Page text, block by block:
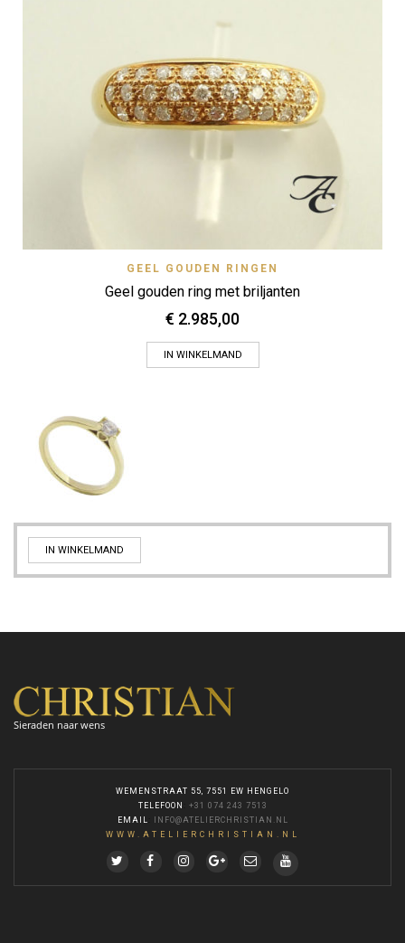
GEEL GOUDEN RINGEN
Geel gouden ring met briljanten
€ 2.985,00
IN WINKELMAND
IN WINKELMAND
Sieraden naar wens
WEMENSTRAAT 55, 7551 EW HENGELO
TELEFOON
+31 074 243 7513
EMAIL
INFO@ATELIERCHRISTIAN.NL
WWW.ATELIERCHRISTIAN.NL